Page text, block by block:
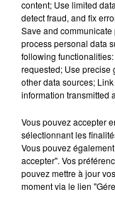
LE MAGASIN
SES PORTES
C'était l'une
rémois. Le
TITRES
14h00
14h00
content; Use limited
detect fraud, and fix
Save and
process personal data
following
requested; Use precise
other data sources;
information transmitted
Vous pouvez accepter
sélectionnant les
Vous pouvez
accepter". Vos
pouvez mettre à jour
moment via le lien